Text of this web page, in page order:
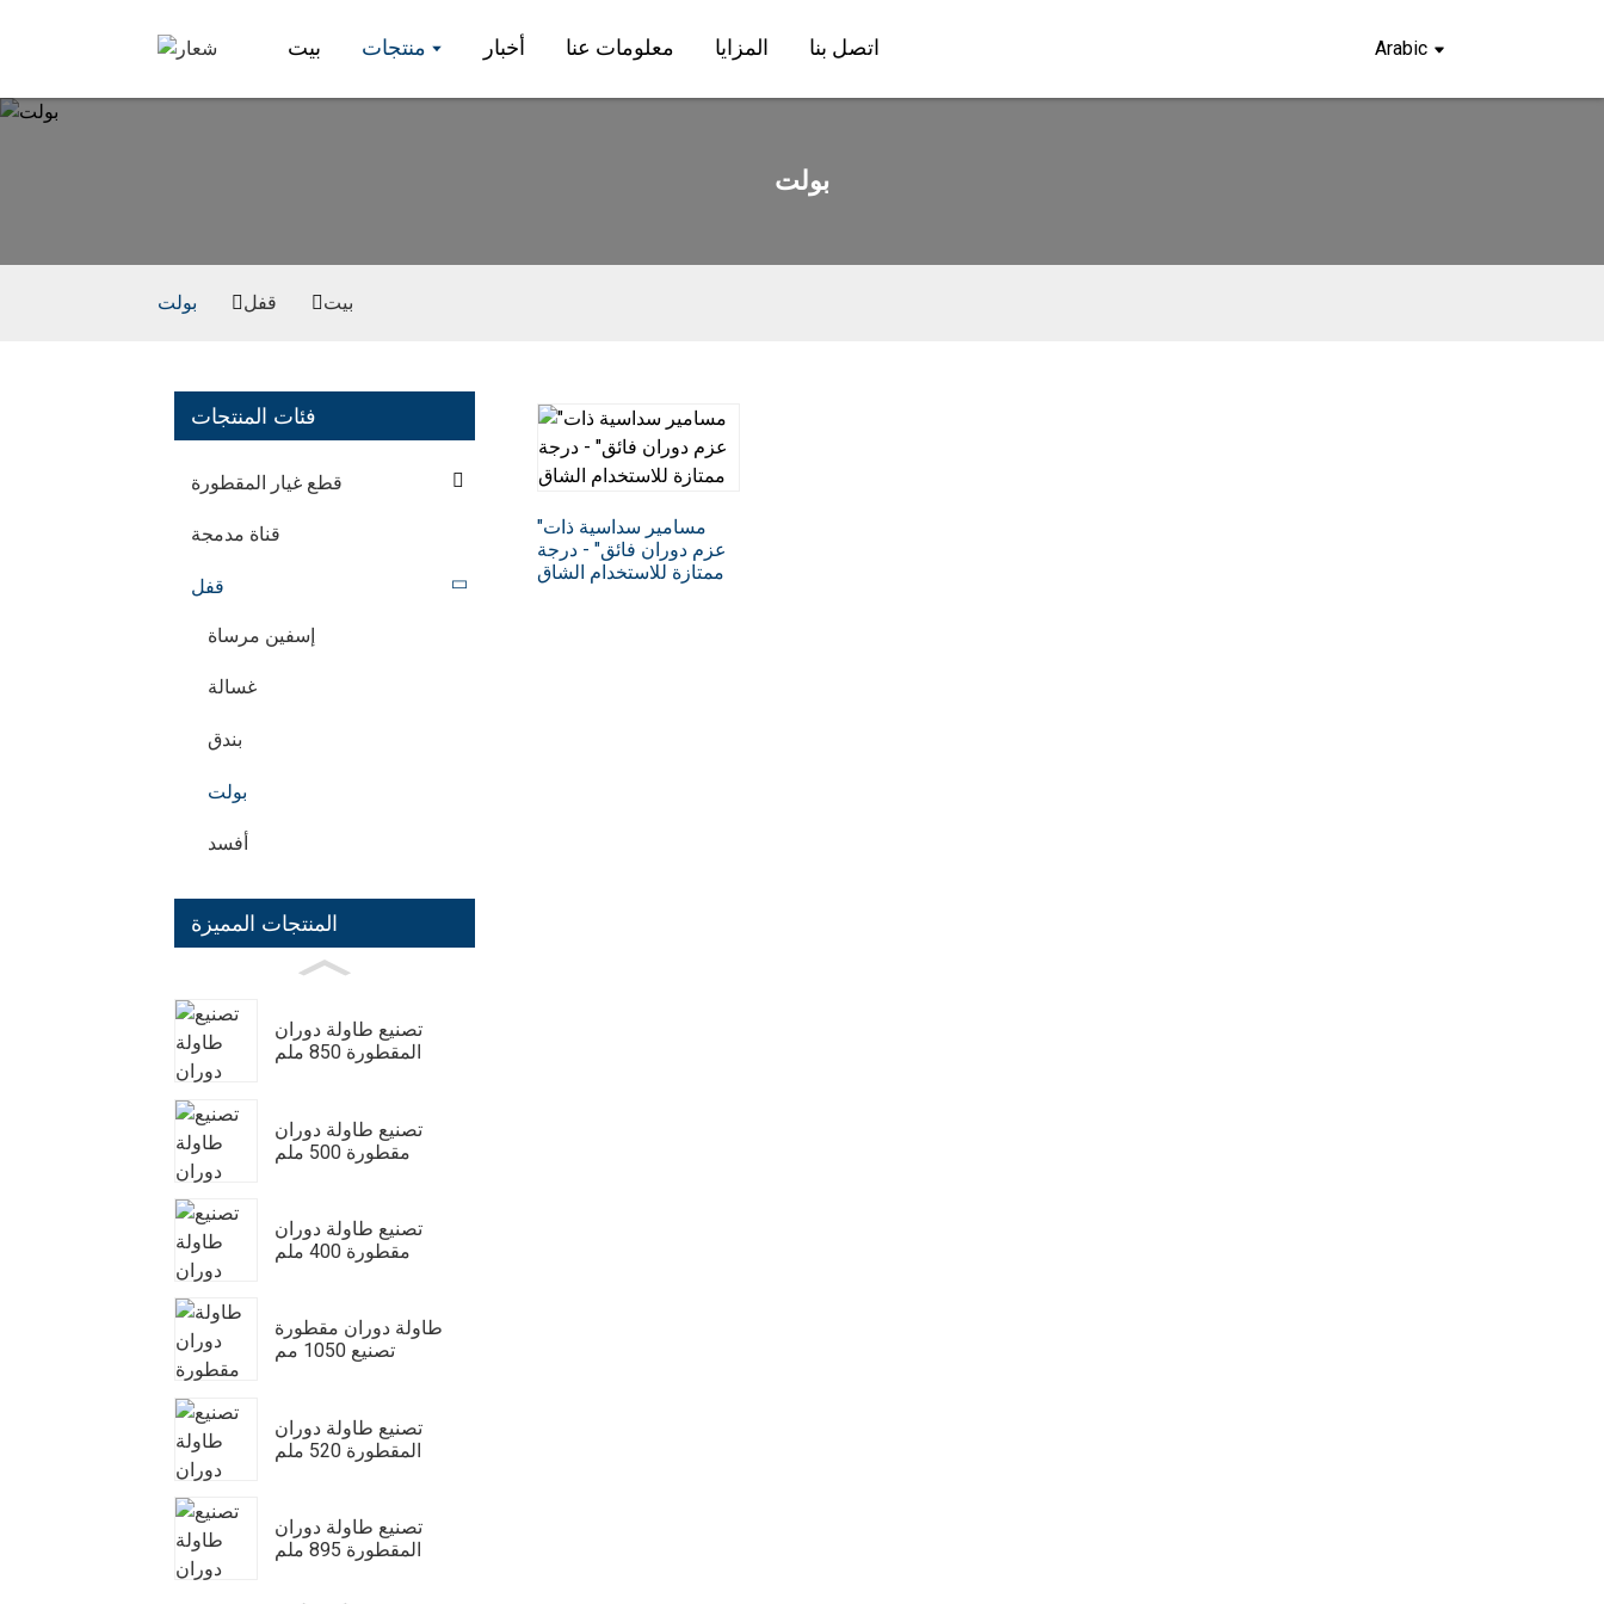
بيت منتجات أخبار معلومات عنا المزايا اتصل بنا Arabic
بولت
بيت قفل بولت
فئات المنتجات
قطع غيار المقطورة
قناة مدمجة
قفل
إسفين مرساة
غسالة
بندق
بولت
أفسد
المنتجات المميزة
تصنيع طاولة دوران
المقطورة 850 ملم
تصنيع طاولة دوران
مقطورة 500 ملم
تصنيع طاولة دوران
مقطورة 400 ملم
طاولة دوران مقطورة
تصنيع 1050 مم
تصنيع طاولة دوران
المقطورة 520 ملم
تصنيع طاولة دوران
المقطورة 895 ملم
"مسامير سداسية ذات
عزم دوران فائق" - درجة
ممتازة للاستخدام الشاق